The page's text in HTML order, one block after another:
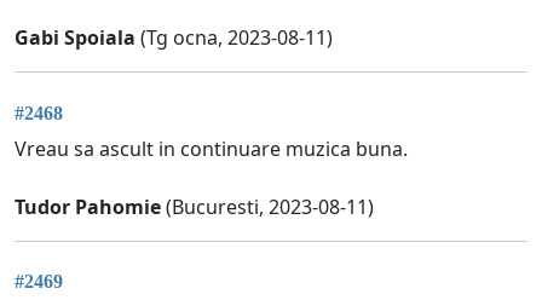
Gabi Spoiala (Tg ocna, 2023-08-11)
#2468
Vreau sa ascult in continuare muzica buna.
Tudor Pahomie(Bucuresti, 2023-08-11)
#2469